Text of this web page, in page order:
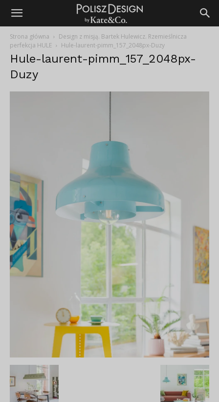
Strona główna
Design z misją. Bartek Hulewicz. Rzemieślnicza
perfekcja HULE
Hule-laurent-pimm_157_2048px-Duzy
Hule-laurent-pimm_157_2048px-
Duzy